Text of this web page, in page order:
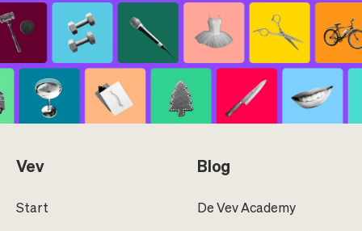
Vev
Start
Blog
De Vev Academy